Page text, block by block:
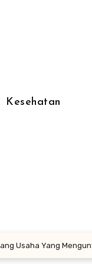
Kesehatan
Usaha Yang